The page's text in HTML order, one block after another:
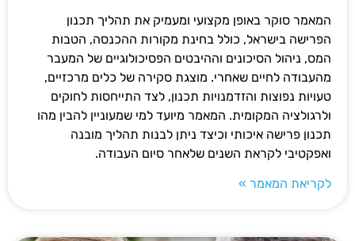
המאמר סוקר באופן מקצועי ומעמיק את תהליך תכנון
הפרישה בישראל, כולל בחינת מקורות ההכנסה, הטבות
המס, ניהול הסיכונים וההיבטים הפסיכולוגיים של המעבר
מהעבודה לחיים שאחרי. מוצגת סקירה של כלים מרכזיים,
טעויות נפוצות והזדמנויות תכנון, לצד התייחסות לחוקים
ולרגולציה המקומית. המאמר מיועד למי שמעוניין להבין מהו
תכנון פרישה איכותי וכיצד ניתן לבנות תהליך מובנה
ואפקטיבי לקראת השנים שלאחר סיום העבודה.
לקריאת המאמר »